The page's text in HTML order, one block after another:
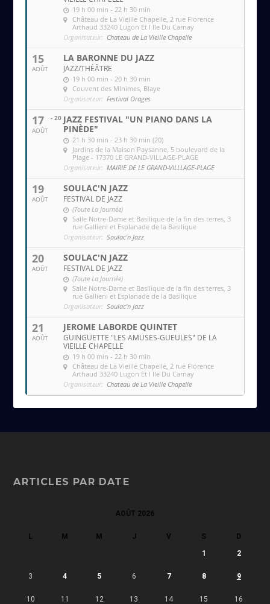
19 h 00 min - 22 h 30 min
Château de La Vieille Chapelle , 2 rue Florence
Arthaud 33240 Lugon Et l Ile Du Carnay
Organisateur: Chateau de La Vieille Chapelle
15
AOÛT
LA BARONNE DU JAZZ
JAZZ/THÉÂTRE
19 h 00 min - 20 h 30 min
Couvent des MInimes , Blaye
Organisateur: Festival Orages
17
AOÛT
- 20 JAZZ FESTIVAL "UN PIANO DANS LA
PINÈDE"
21 h 30 min - 23 h 30 min (20)
Jardins de la Maison Paysanne , 5 boulevard de la
Plage - 17370 LE GRAND-VILLAGE-PLAGE
Organisateur: MAIRIE DE LE GRAND-VILLLAGE-PLAGE
19
AOÛT
SOULAC'N JAZZ
FESTIVAL DE JAZZ
(Toute La Journée)
Salle Notre-Dame et Basilique de la fin des terres , 3
rue Gallieni et Esplanade de la Basilique
Organisateur: Soulac'n Jazz
20
AOÛT
SOULAC'N JAZZ
FESTIVAL DE JAZZ
(Toute La Journée)
Salle Notre-Dame et Basilique de la fin des terres , 3
rue Gallieni et Esplanade de la Basilique
Organisateur: Soulac'n Jazz
21
AOÛT
JEROME LABORDE QUINTET
GUINGUETTE "LES AMUSES-GUEULES" DE LA
VIEILLE CHAPELLE
19 h 00 min - 22 h 30 min
Château de La Vieille Chapelle , 2 rue Florence
Arthaud 33240 Lugon Et l Ile Du Carnay
Organisateur: Chateau de La Vieille Chapelle
ARTICLES PAR DATE
AOÛT 2026
L M M J V S D
1 2
3 4 5 6 7 8 9
10 11 12 13 14 15 16